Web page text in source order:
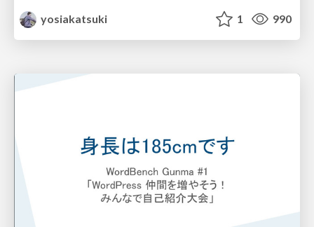
yosiakatsuki
1 990